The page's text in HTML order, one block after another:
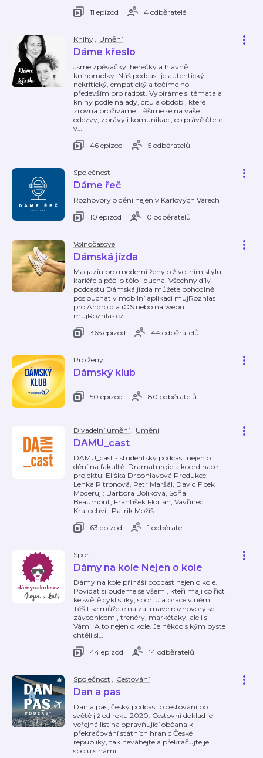
11 epizod
4 odběratelé
Knihy, Umění
Dáme křeslo
Jsme zpěvačky, herečky a hlavně
knihomolky. Náš podcast je autentický,
nekritický, empatický a točíme ho
především pro radost. Vybíráme si témata a
knihy podle nálady, citu a období, které
zrovna prožíváme. Těšíme se na vaše
odezvy, zprávy i komunikaci, co právě čtete
v…
46 epizod
5 odběratelů
Společnost
Dáme řeč
Rozhovory o dění nejen v Karlových Varech
10 epizod
0 odběratelů
Volnočasové
Dámská jízda
Magazín pro moderní ženy o životním stylu,
kariéře a péči o tělo i ducha. Všechny díly
podcastu Dámská jízda můžete pohodlně
poslouchat v mobilní aplikaci mujRozhlas
pro Android a iOS nebo na webu
mujRozhlas.cz.
365 epizod
44 odběratelů
Pro ženy
Dámský klub
50 epizod 80 odběratelů
Divadelní umění, Umění
DAMU_cast
DAMU_cast - studentský podcast nejen o
dění na fakultě. Dramaturgie a koordinace
projektu: Eliška Drbohlavová Produkce:
Lenka Pitronová, Petr Maršál, David Ficek
Moderují: Barbora Bolíková, Soňa
Beaumont, František Florián, Vavřinec
Kratochvíl, Patrik Možíš
63 epizod
1 odběratel
Sport
Dámy na kole Nejen o kole
Dámy na kole přináší podcast nejen o kole.
Povídat si budeme se všemi, kteří mají co říct
ke světě cyklistiky, sportu a práce v něm.
Těšit se můžete na zajímavé rozhovory se
závodnicemi, trenéry, markéťaky, ale i s
Vámi. A to nejen o kole. Je někdo s kým byste
chtěli sl…
44 epizod
14 odběratelů
Společnost , Cestování
Dan a pas
Dan a pas, český podcast o cestování po
světě již od roku 2020. Cestovní doklad je
veřejná listina opravňující občana k
překračování státních hranic České
republiky, tak neváhejte a překračujte je
spolu s námi.